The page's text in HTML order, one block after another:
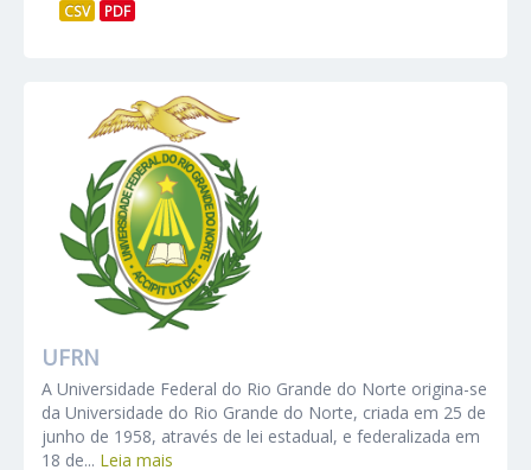
CSV PDF
UFRN
A Universidade Federal do Rio Grande do Norte origina-se
da Universidade do Rio Grande do Norte, criada em 25 de
junho de 1958, através de lei estadual, e federalizada em
18 de... Leia mais